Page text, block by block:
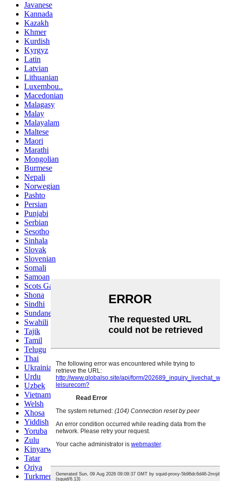
Javanese
Kannada
Kazakh
Khmer
Kurdish
Kyrgyz
Latin
Latvian
Lithuanian
Luxembou..
Macedonian
Malagasy
Malay
Malayalam
Maltese
Maori
Marathi
Mongolian
Burmese
Nepali
Norwegian
Pashto
Persian
Punjabi
Serbian
Sesotho
Sinhala
Slovak
Slovenian
Somali
Samoan
Scots Gaelic
Shona
Sindhi
Sundanese
Swahili
Tajik
Tamil
Telugu
Thai
Ukrainian
Urdu
Uzbek
Vietnamese
Welsh
Xhosa
Yiddish
Yoruba
Zulu
Kinyarwanda
Tatar
Oriya
Turkmen